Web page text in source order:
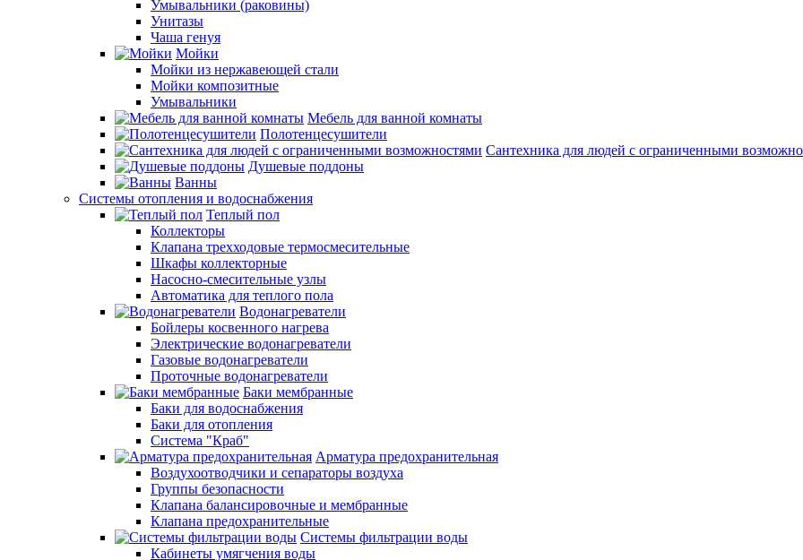
Умывальники (раковины)
Унитазы
Чаша генуя
Мойки
Мойки из нержавеющей стали
Мойки композитные
Умывальники
Мебель для ванной комнаты
Полотенцесушители
Сантехника для людей с ограниченными
Душевые поддоны
Ванны
Системы отопления и водоснабжения
Теплый пол
Коллекторы
Клапана трехходовые термосмесительные
Шкафы коллекторные
Насосно-смесительные узлы
Автоматика для теплого пола
Водонагреватели
Бойлеры косвенного нагрева
Электрические водонагреватели
Газовые водонагреватели
Проточные водонагреватели
Баки мембранные
Баки для водоснабжения
Баки для отопления
Система "Краб"
Арматура предохранительная
Воздухоотводчики и сепараторы воздуха
Группы безопасности
Клапана балансировочные и мембранные
Клапана предохранительные
Системы фильтрации воды
Кабинеты умягчения воды